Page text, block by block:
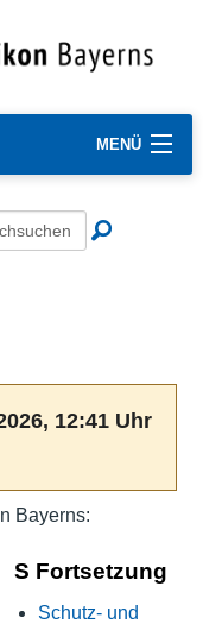
MENÜ
12:41 Uhr
Bayerns:
S Fortsetzung
Schutz- und